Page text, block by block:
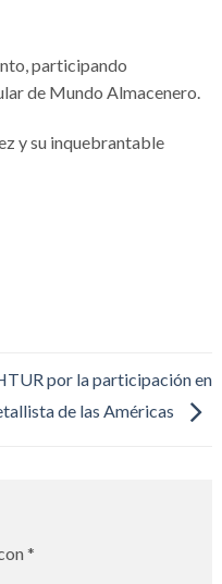
participando
de Mundo Almacenero.
y su inquebrantable
por la participación en
de las Américas
*